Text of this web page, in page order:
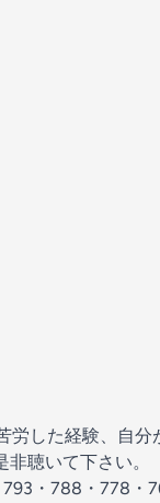
労した経験、自
聴いて下さい。
・788・778・